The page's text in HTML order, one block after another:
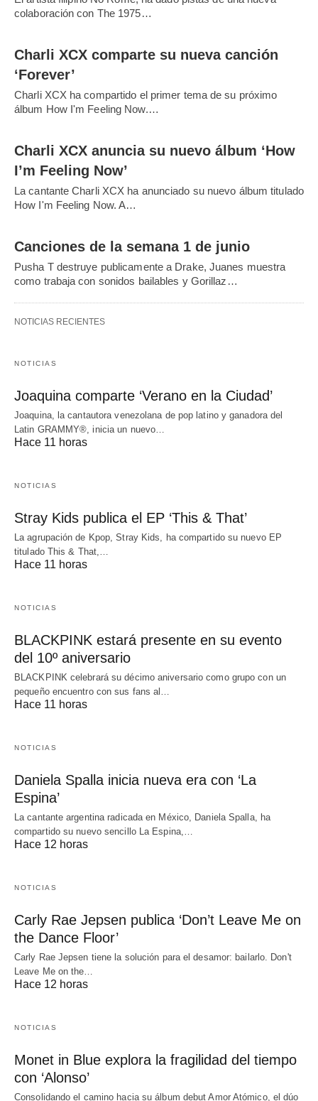
colaboración con The 1975…
Charli XCX comparte su nueva canción
‘Forever’
Charli XCX ha compartido el primer tema de su próximo
álbum How I'm Feeling Now.…
Charli XCX anuncia su nuevo álbum ‘How
I’m Feeling Now’
La cantante Charli XCX ha anunciado su nuevo álbum titulado
How I'm Feeling Now. A…
Canciones de la semana 1 de junio
Pusha T destruye publicamente a Drake, Juanes muestra
como trabaja con sonidos bailables y Gorillaz…
NOTICIAS RECIENTES
NOTICIAS
Joaquina comparte ‘Verano en la Ciudad’
Joaquina, la cantautora venezolana de pop latino y ganadora del
Latin GRAMMY®, inicia un nuevo…
Hace 11 horas
NOTICIAS
Stray Kids publica el EP ‘This & That’
La agrupación de Kpop, Stray Kids, ha compartido su nuevo EP
titulado This & That,…
Hace 11 horas
NOTICIAS
BLACKPINK estará presente en su evento
del 10º aniversario
BLACKPINK celebrará su décimo aniversario como grupo con un
pequeño encuentro con sus fans al…
Hace 11 horas
NOTICIAS
Daniela Spalla inicia nueva era con ‘La
Espina’
La cantante argentina radicada en México, Daniela Spalla, ha
compartido su nuevo sencillo La Espina,…
Hace 12 horas
NOTICIAS
Carly Rae Jepsen publica ‘Don’t Leave Me on
the Dance Floor’
Carly Rae Jepsen tiene la solución para el desamor: bailarlo. Don't
Leave Me on the…
Hace 12 horas
NOTICIAS
Monet in Blue explora la fragilidad del tiempo
con ‘Alonso’
Consolidando el camino hacia su álbum debut Amor Atómico, el dúo